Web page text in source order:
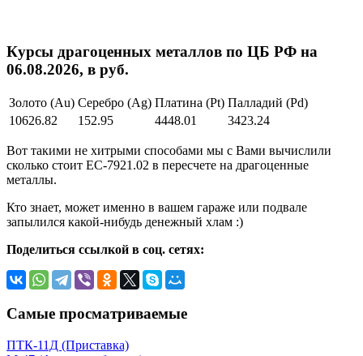
Курсы драгоценных металлов по ЦБ РФ на
06.08.2026, в руб.
Золото (Au) Серебро (Ag) Платина (Pt) Палладий (Pd)
10626.82
152.95 4448.01 3423.24
Вот такими не хитрыми способами мы с Вами вычислили
сколько стоит ЕС-7921.02 в пересчете на драгоценные
металлы.
Кто знает, может именно в вашем гараже или подвале
запылился какой-нибудь денежный хлам :)
Поделиться ссылкой в соц. сетях:
Самые просматриваемые
ПТК-11Д (Приставка)